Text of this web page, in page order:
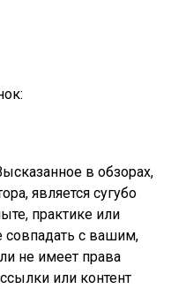
в обзорах,
является сугубо
практике или
совпадать с вашим,
не имеет права
или контент